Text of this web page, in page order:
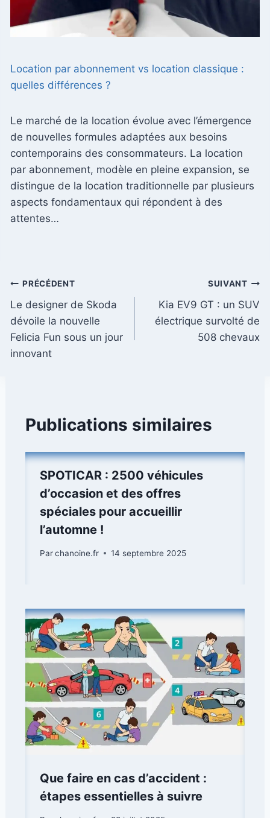
Location par abonnement vs location classique :
quelles différences ?
Le marché de la location évolue avec l’émergence
de nouvelles formules adaptées aux besoins
contemporains des consommateurs. La location
par abonnement, modèle en pleine expansion, se
distingue de la location traditionnelle par plusieurs
aspects fondamentaux qui répondent à des
attentes…
Navigation
de
l’article
PRÉCÉDENT
Le designer de Skoda
dévoile la nouvelle
Felicia Fun sous un jour
innovant
SUIVANT
Kia EV9 GT : un SUV
électrique survolté de
508 chevaux
Publications similaires
SPOTICAR : 2500 véhicules
d’occasion et des offres
spéciales pour accueillir
l’automne !
Parchanoine.fr 14 septembre 2025
Que faire en cas d’accident :
étapes essentielles à suivre